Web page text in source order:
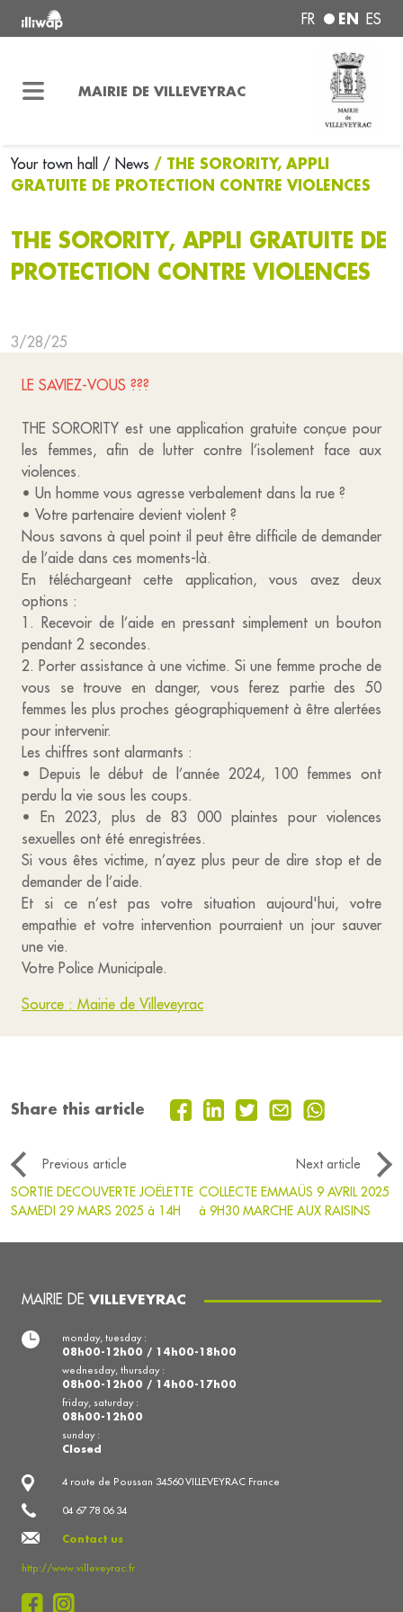
FR EN ES
MAIRIE DE VILLEVEYRAC
Your town hall / News / THE SORORITY, APPLI
GRATUITE DE PROTECTION CONTRE VIOLENCES
THE SORORITY, APPLI GRATUITE DE
PROTECTION CONTRE VIOLENCES
3/28/25
LE SAVIEZ-VOUS ???
THE SORORITY est une application gratuite conçue pour
les femmes, afin de lutter contre l’isolement face aux
violences.
• Un homme vous agresse verbalement dans la rue ?
• Votre partenaire devient violent ?
Nous savons à quel point il peut être difficile de demander
de l’aide dans ces moments-là.
En téléchargeant cette application, vous avez deux
options :
1. Recevoir de l’aide en pressant simplement un bouton
pendant 2 secondes.
2. Porter assistance à une victime. Si une femme proche de
vous se trouve en danger, vous ferez partie des 50
femmes les plus proches géographiquement à être alertées
pour intervenir.
Les chiffres sont alarmants :
• Depuis le début de l’année 2024, 100 femmes ont
perdu la vie sous les coups.
• En 2023, plus de 83 000 plaintes pour violences
sexuelles ont été enregistrées.
Si vous êtes victime, n’ayez plus peur de dire stop et de
demander de l’aide.
Et si ce n’est pas votre situation aujourd'hui, votre
empathie et votre intervention pourraient un jour sauver
une vie.
Votre Police Municipale.
Source : Mairie de Villeveyrac
Share this article
Previous article
Next article
SORTIE DECOUVERTE JOËLETTE
SAMEDI 29 MARS 2025 à 14H
COLLECTE EMMAÜS 9 AVRIL 2025
à 9H30 MARCHE AUX RAISINS
MAIRIE DE VILLEVEYRAC
4 route de Poussan 34560 VILLEVEYRAC France
04 67 78 06 34
Contact us
http://www.villeveyrac.fr
monday, tuesday :
08h00-12h00 / 14h00-18h00
wednesday, thursday :
08h00-12h00 / 14h00-17h00
friday, saturday :
08h00-12h00
sunday :
Closed